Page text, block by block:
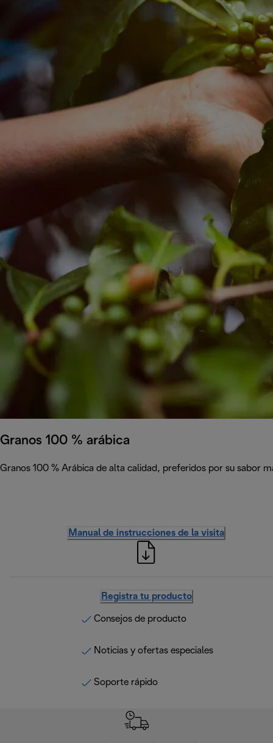
Granos 100 % arábica
Granos 100 % Arábica de alta calidad, preferidos por su sabor
Manual de instrucciones de la visita
Registra tu producto
Consejos de producto
Noticias y ofertas especiales
Soporte rápido